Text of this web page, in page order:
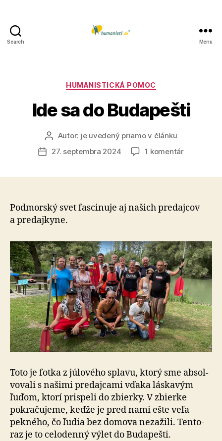
Search Menu
Kategórie
HUMANISTICKÁ POMOC
Ide sa do Budapešti
Autor
článku
Autor: je uvedený priamo v článku
Dátum
27. septembra 2024 1 komentárna
Podmorský svet fascinuje aj našich predajcov
a pre­daj­kyne.
Toto je fotka z júlového splavu, ktorý sme absol­
vo­va­li s na­ši­mi pre­daj­cami vďaka láska­vým
ľuďom, ktorí prispeli do zbierky. V zbierke
pokra­ču­jeme, keďže je pred nami ešte veľa
pekného, čo ľudia bez domova ne­za­žili. Ten­to­
raz je to celo­denný výlet do Bu­da­pešti.